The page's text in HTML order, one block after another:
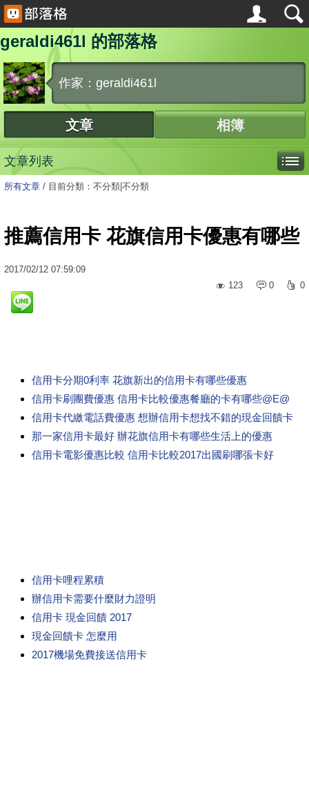
geraldi461l 的部落格
作家：geraldi461l
文章 相簿
文章列表
所有文章 / 目前分類：不分類|不分類
推薦信用卡 花旗信用卡優惠有哪些
2017/02/12 07:59:09
123
0 0
信用卡分期0利率 花旗新出的信用卡有哪些優惠
信用卡刷團費優惠 信用卡比較優惠餐廳的卡有哪些@E@
信用卡代繳電話費優惠 想辦信用卡想找不錯的現金回饋卡
那一家信用卡最好 辦花旗信用卡有哪些生活上的優惠
信用卡電影優惠比較 信用卡比較2017出國刷哪張卡好
信用卡哩程累積
辦信用卡需要什麼財力證明
信用卡 現金回饋 2017
現金回饋卡 怎麼用
2017機場免費接送信用卡